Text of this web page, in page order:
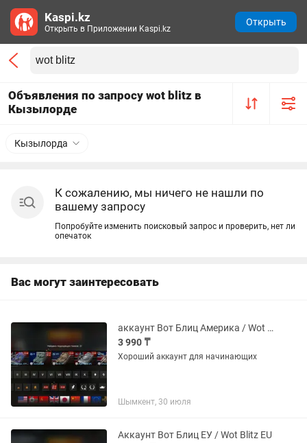
Объявления по запросу wot blitz в
Кызылорде
Кызылорда
К сожалению, мы ничего не нашли по
вашему запросу
Попробуйте изменить поисковый запрос и проверить, нет ли
опечаток
Вас могут заинтересовать
аккаунт Вот Блиц Америка / Wot Blitz NA
3 990 ₸
Хороший аккаунт для начинающих
Шымкент, 30 июля
Аккаунт Вот Блиц ЕУ / Wot Blitz EU
Kaspi.kz
Открыть в Приложении Kaspi.kz
Открыть